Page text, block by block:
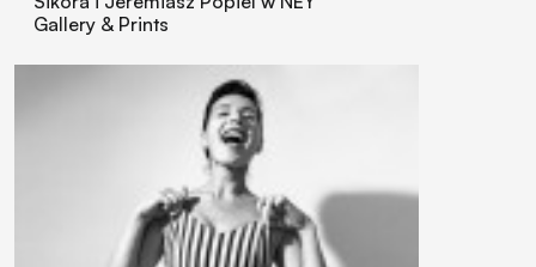
Gallery & Prints